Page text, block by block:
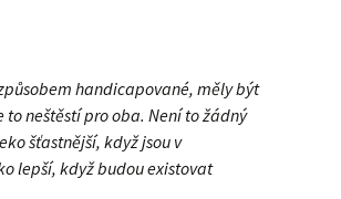
handicapované, měly být
neštěstí pro oba. Není to žádný
šťastnější, když jsou v
lepší, když budou existovat